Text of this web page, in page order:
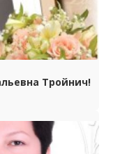
Тройнич!